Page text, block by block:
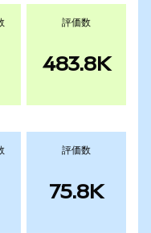
評価数
483.8K
評価数
75.8K